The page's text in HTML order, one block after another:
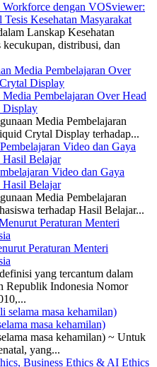
dengan VOSviewer:
Kesehatan Masyarakat
Lanskap Kesehatan
distribusi, dan
Pembelajaran Over Head
Display
Media Pembelajaran
Crytal Display terhadap...
Video dan Gaya
Hasil Belajar
Media Pembelajaran
terhadap Hasil Belajar...
Peraturan Menteri
yang tercantum dalam
Republik Indonesia Nomor
masa kehamilan)
masa kehamilan) ~ Untuk
yang...